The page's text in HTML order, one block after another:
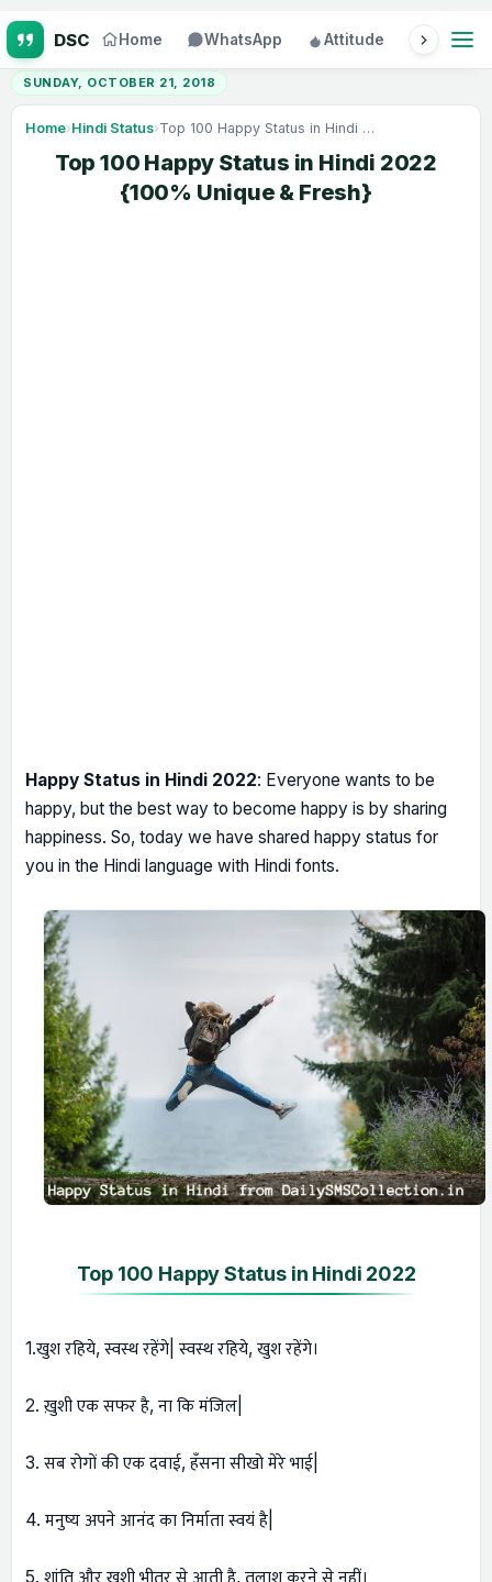
Home WhatsApp Attitude Status
SUNDAY, OCTOBER 21, 2018
Home›Hindi Status› Top 100 Happy Status in Hindi 2022 {100% Unique & Fresh}
Top 100 Happy Status in Hindi 2022
{100% Unique & Fresh}
Happy Status in Hindi 2022: Everyone wants to be
happy, but the best way to become happy is by sharing
happiness. So, today we have shared happy status for
you in the Hindi language with Hindi fonts.
Top 100 Happy Status in Hindi 2022
1.खुश रहिये, स्वस्थ रहेंगे| स्वस्थ रहिये, खुश रहेंगे।
2. ख़ुशी एक सफर है, ना कि मंजिल|
3. सब रोगों की एक दवाई, हँसना सीखो मेरे भाई|
4. मनुष्य अपने आनंद का निर्माता स्वयं है|
5. शांति और ख़ुशी भीतर से आती है, तलाश करने से नहीं।